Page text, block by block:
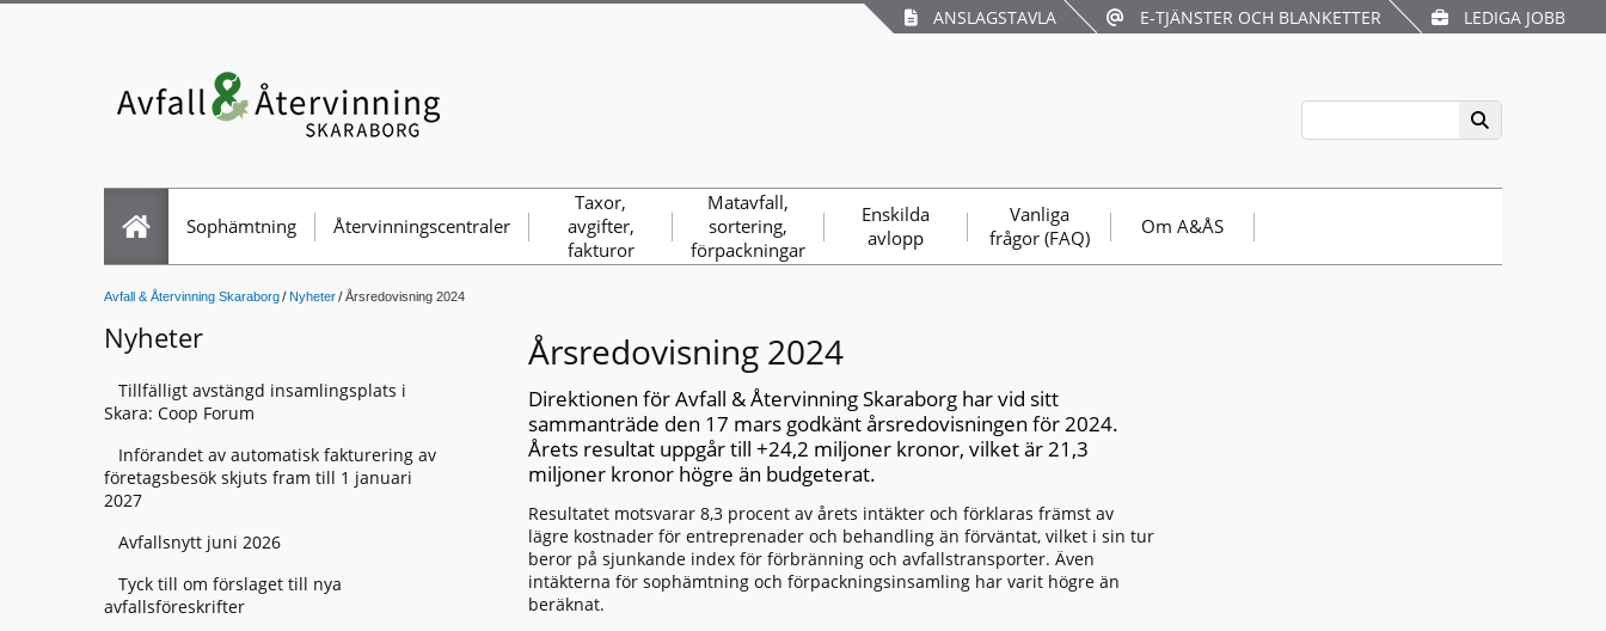
ANSLAGSTAVLA E-TJÄNSTER OCH BLANKETTER LEDIGA JOBB
Sophämtning Återvinningscentraler
Taxor,
avgifter,
fakturor
Matavfall,
sortering,
förpackningar
Enskilda
avlopp
Vanliga
frågor (FAQ)
Om A&ÅS
Avfall & Återvinning Skaraborg Nyheter Årsredovisning 2024
Nyheter
Tillfälligt avstängd insamlingsplats i
Skara: Coop Forum
Införandet av automatisk fakturering av
företagsbesök skjuts fram till 1 januari
2027
Avfallsnytt juni 2026
Tyck till om förslaget till nya
avfallsföreskrifter
Årsredovisning 2024
Direktionen för Avfall & Återvinning Skaraborg har vid sitt
sammanträde den 17 mars godkänt årsredovisningen för 2024.
Årets resultat uppgår till +24,2 miljoner kronor, vilket är 21,3
miljoner kronor högre än budgeterat.
Resultatet motsvarar 8,3 procent av årets intäkter och förklaras främst av
lägre kostnader för entreprenader och behandling än förväntat, vilket i sin tur
beror på sjunkande index för förbränning och avfallstransporter. Även
intäkterna för sophämtning och förpackningsinsamling har varit högre än
beräknat.